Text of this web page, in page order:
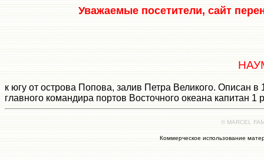
Уважаемые посетители, сайт
к югу от острова Попова, залив Петра Великого.
главного командира портов Восточного океана капитан
© MARCEL
Коммерческое использование